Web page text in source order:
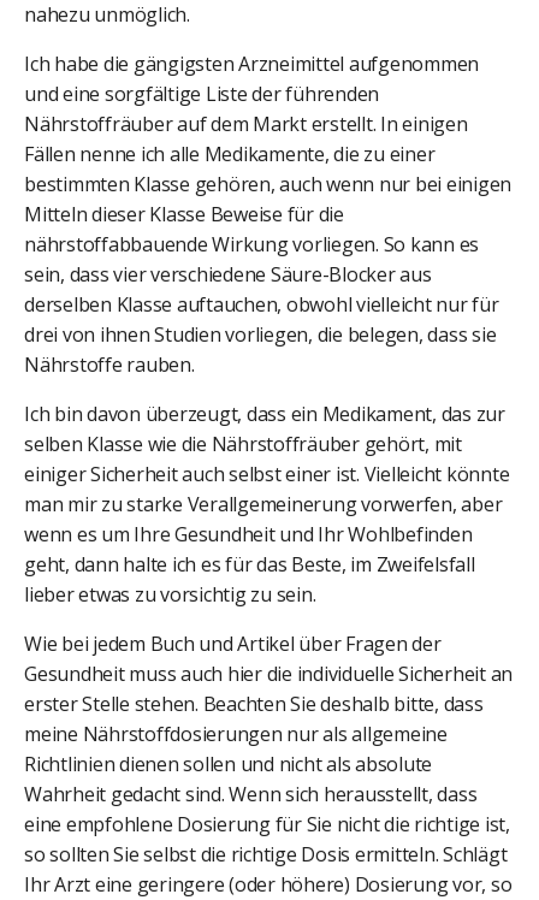
nahezu unmöglich.
Ich habe die gängigsten Arzneimittel aufgenommen
und eine sorgfältige Liste der führenden
Nährstoffräuber auf dem Markt erstellt. In einigen
Fällen nenne ich alle Medikamente, die zu einer
bestimmten Klasse gehören, auch wenn nur bei einigen
Mitteln dieser Klasse Beweise für die
nährstoffabbauende Wirkung vorliegen. So kann es
sein, dass vier verschiedene Säure-Blocker aus
derselben Klasse auftauchen, obwohl vielleicht nur für
drei von ihnen Studien vorliegen, die belegen, dass sie
Nährstoffe rauben.
Ich bin davon überzeugt, dass ein Medikament, das zur
selben Klasse wie die Nährstoffräuber gehört, mit
einiger Sicherheit auch selbst einer ist. Vielleicht könnte
man mir zu starke Verallgemeinerung vorwerfen, aber
wenn es um Ihre Gesundheit und Ihr Wohlbefinden
geht, dann halte ich es für das Beste, im Zweifelsfall
lieber etwas zu vorsichtig zu sein.
Wie bei jedem Buch und Artikel über Fragen der
Gesundheit muss auch hier die individuelle Sicherheit an
erster Stelle stehen. Beachten Sie deshalb bitte, dass
meine Nährstoffdosierungen nur als allgemeine
Richtlinien dienen sollen und nicht als absolute
Wahrheit gedacht sind. Wenn sich herausstellt, dass
eine empfohlene Dosierung für Sie nicht die richtige ist,
so sollten Sie selbst die richtige Dosis ermitteln. Schlägt
Ihr Arzt eine geringere (oder höhere) Dosierung vor, so